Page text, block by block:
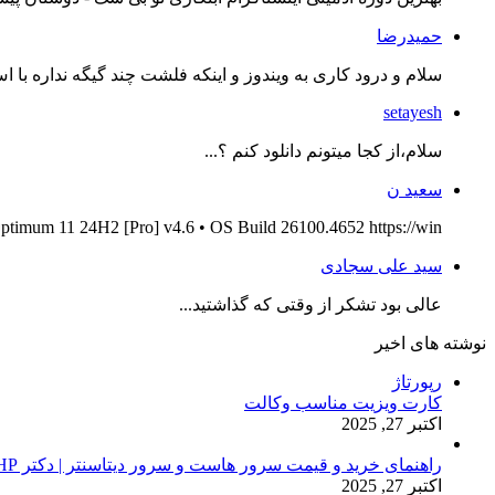
حمیدرضا
سلام و درود کاری به ویندوز و اینکه فلشت چند گیگه نداره با
setayesh
سلام،از کجا میتونم دانلود کنم ؟...
سعید ن
11 24H2 [Pro] v4.6 • OS Build 26100.4652 https://win...
سید علی سجادی
عالی بود تشکر از وقتی که گذاشتید...
نوشته های اخیر
رپورتاژ
کارت ویزیت مناسب وکالت
اکتبر 27, 2025
راهنمای خرید و قیمت سرور هاست و سرور دیتاسنتر | دکتر HP
اکتبر 27, 2025